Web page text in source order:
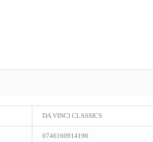
DA VINCI CLASSICS
0746160914190